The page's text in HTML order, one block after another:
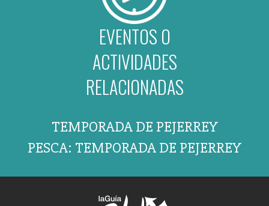
EVENTOS O
ACTIVIDADES
RELACIONADAS
TEMPORADA DE PEJERREY
PESCA: TEMPORADA DE PEJERREY